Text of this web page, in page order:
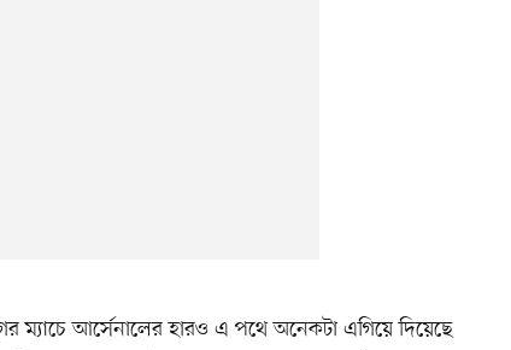
ম্যাচে আর্সেনালের হারও এ পথে অনেকটা এগিয়ে দিয়েছে